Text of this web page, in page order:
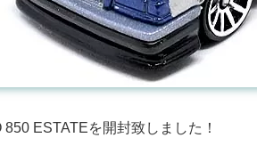
850 ESTATEを開封致しました！